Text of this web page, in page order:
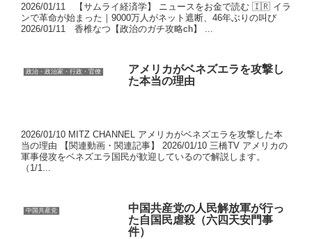
2026/01/11 【サムライ経済学】 ニュースをお金で読む 🇮🇷 イラ
ンで革命が始まった｜9000万人がネット遮断、46年ぶりの叫び
2026/01/11 香椎なつ【政治のガチ攻略ch】 ...
政治・政治家・行政・官僚
アメリカがベネズエラを攻撃し
た本当の理由
2026/01/10 MITZ CHANNEL アメリカがベネズエラを攻撃した本
当の理由 【関連動画・関連記事】 2026/01/10 三橋TV アメリカの
軍事侵攻をベネズエラ国民が歓迎しているので解説します。
（1/1...
中国共産党
中国共産党の人民解放軍が行っ
た自国民虐殺（六四天安門事
件）